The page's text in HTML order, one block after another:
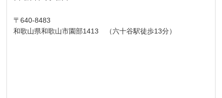
〒640-8483
和歌山県和歌山市園部1413 （六十谷駅徒歩13分）